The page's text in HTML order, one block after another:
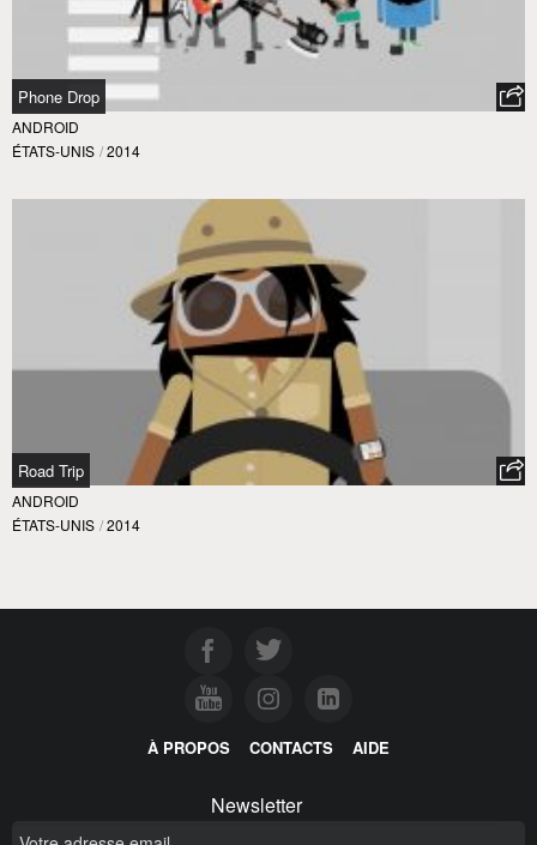
Phone Drop
ANDROID
ÉTATS-UNIS / 2014
Road Trip
ANDROID
ÉTATS-UNIS / 2014
À PROPOS CONTACTS AIDE
Newsletter